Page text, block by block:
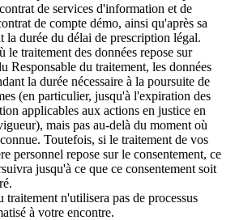
de services d'information et de
de compte démo, ainsi qu'après sa
la durée du délai de prescription légal.
le traitement des données repose sur
Responsable du traitement, les données
la durée nécessaire à la poursuite de
(en particulier, jusqu'à l'expiration des
applicables aux actions en justice en
mais pas au-delà du moment où
Toutefois, si le traitement de vos
personnel repose sur le consentement, ce
jusqu'à ce que ce consentement soit
traitement n'utilisera pas de processus
à votre encontre.